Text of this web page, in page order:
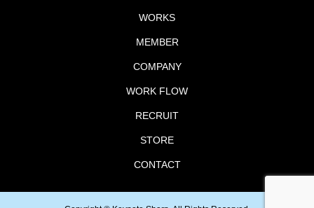
WORKS
MEMBER
COMPANY
WORK FLOW
RECRUIT
STORE
CONTACT